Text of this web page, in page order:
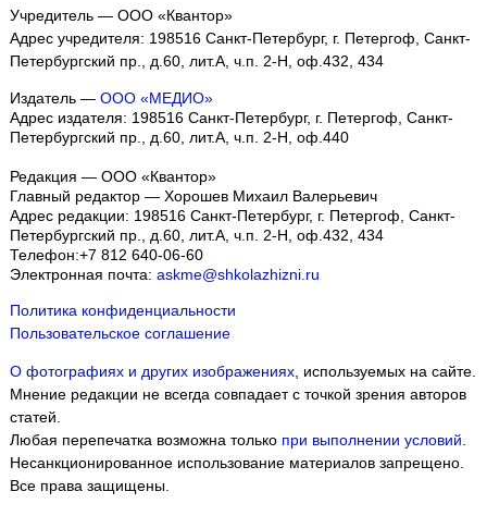
Учредитель — ООО «Квантор»
Адрес учредителя: 198516 Санкт-Петербург, г. Петергоф, Санкт-
Петербургский пр., д.60, лит.А, ч.п. 2-Н, оф.432, 434
Издатель — ООО «МЕДИО»
Адрес издателя: 198516 Санкт-Петербург, г. Петергоф, Санкт-
Петербургский пр., д.60, лит.А, ч.п. 2-Н, оф.440
Редакция — ООО «Квантор»
Главный редактор — Хорошев Михаил Валерьевич
Адрес редакции: 198516 Санкт-Петербург, г. Петергоф, Санкт-
Петербургский пр., д.60, лит.А, ч.п. 2-Н, оф.432, 434
Телефон:+7 812 640-06-60
Электронная почта: askme@shkolazhizni.ru
Политика конфиденциальности
Пользовательское соглашение
О фотографиях и других изображениях, используемых на сайте.
Мнение редакции не всегда совпадает с точкой зрения авторов
статей.
Любая перепечатка возможна только при выполнении условий.
Несанкционированное использование материалов запрещено.
Все права защищены.